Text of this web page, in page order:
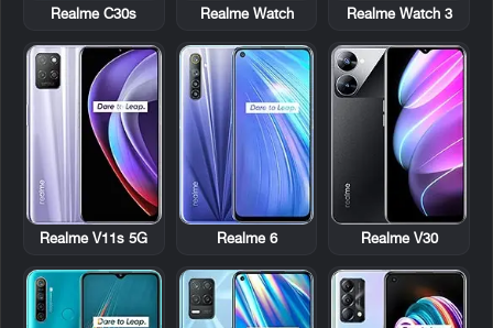
Realme Watch 3
Realme Watch
Realme C30s
Realme V30
Realme 6
Realme V11s 5G